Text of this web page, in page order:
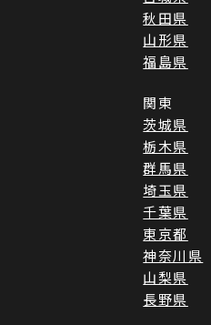
秋田県
山形県
福島県
関東
茨城県
栃木県
群馬県
埼玉県
千葉県
東京都
神奈川県
山梨県
長野県